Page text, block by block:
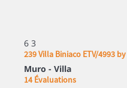
6 3
239 Villa Biniaco ETV/4993
Muro - Villa
14 Évaluations